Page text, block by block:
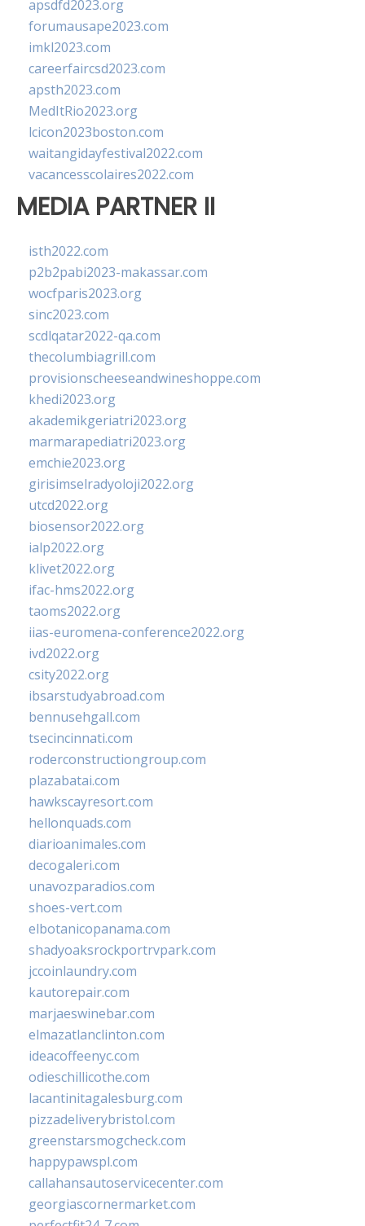
apsdfd2023.org
forumausape2023.com
imkl2023.com
careerfaircsd2023.com
apsth2023.com
MedItRio2023.org
lcicon2023boston.com
waitangidayfestival2022.com
vacancesscolaires2022.com
MEDIA PARTNER II
isth2022.com
p2b2pabi2023-makassar.com
wocfparis2023.org
sinc2023.com
scdlqatar2022-qa.com
thecolumbiagrill.com
provisionscheeseandwineshoppe.com
khedi2023.org
akademikgeriatri2023.org
marmarapediatri2023.org
emchie2023.org
girisimselradyoloji2022.org
utcd2022.org
biosensor2022.org
ialp2022.org
klivet2022.org
ifac-hms2022.org
taoms2022.org
iias-euromena-conference2022.org
ivd2022.org
csity2022.org
ibsarstudyabroad.com
bennusehgall.com
tsecincinnati.com
roderconstructiongroup.com
plazabatai.com
hawkscayresort.com
hellonquads.com
diarioanimales.com
decogaleri.com
unavozparadios.com
shoes-vert.com
elbotanicopanama.com
shadyoaksrockportrvpark.com
jccoinlaundry.com
kautorepair.com
marjaeswinebar.com
elmazatlanclinton.com
ideacoffeenyc.com
odieschillicothe.com
lacantinitagalesburg.com
pizzadeliverybristol.com
greenstarsmogcheck.com
happypawspl.com
callahansautoservicecenter.com
georgiascornermarket.com